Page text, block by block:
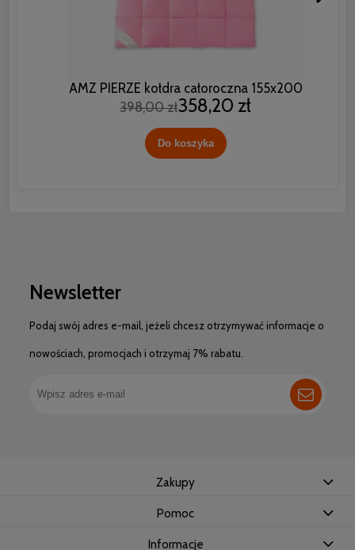
AMZ PIERZE kołdra całoroczna 155x200
398,00 zł358,20 zł
Do koszyka
Newsletter
Podaj swój adres e-mail, jeżeli chcesz otrzymywać informacje o
nowościach, promocjach i otrzymaj 7% rabatu.
Zakupy
Pomoc
Informacje